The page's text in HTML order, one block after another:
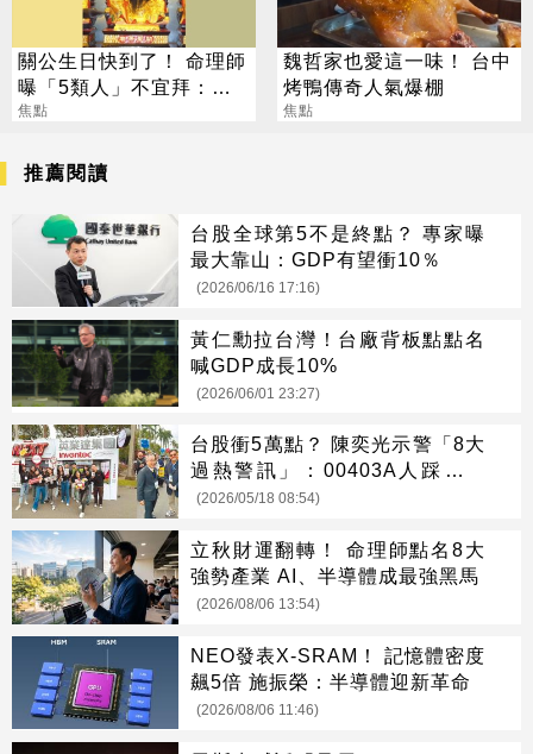
關公生日快到了！ 命理師
曝「5類人」不宜拜：求
偏財、做這些事反招禍
焦點
魏哲家也愛這一味！ 台中
烤鴨傳奇人氣爆棚
焦點
推薦閱讀
台股全球第5不是終點？ 專家曝
最大靠山：GDP有望衝10％
(2026/06/16 17:16)
黃仁勳拉台灣！台廠背板點點名
喊GDP成長10%
(2026/06/01 23:27)
台股衝5萬點？ 陳奕光示警「8大
過熱警訊」：00403A人踩人最
危險
(2026/05/18 08:54)
立秋財運翻轉！ 命理師點名8大
強勢產業 AI、半導體成最強黑馬
(2026/08/06 13:54)
NEO發表X-SRAM！ 記憶體密度
飆5倍 施振榮：半導體迎新革命
(2026/08/06 11:46)